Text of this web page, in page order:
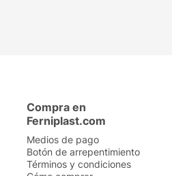
Compra en
Ferniplast.com
Medios de pago
Botón de arrepentimiento
Términos y condiciones